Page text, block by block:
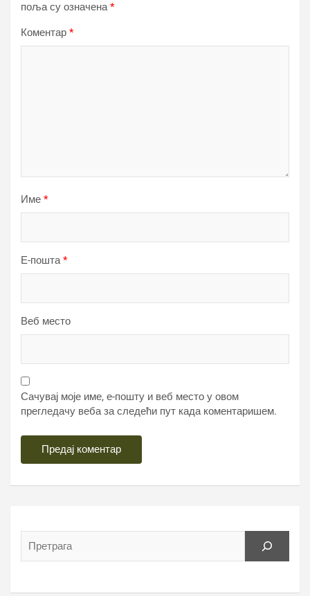
поља су означена*
Коментар *
Име *
Е-пошта*
Веб место
Сачувај моје име, е-пошту и веб место у овом
прегледачу веба за следећи пут када коментаришем.